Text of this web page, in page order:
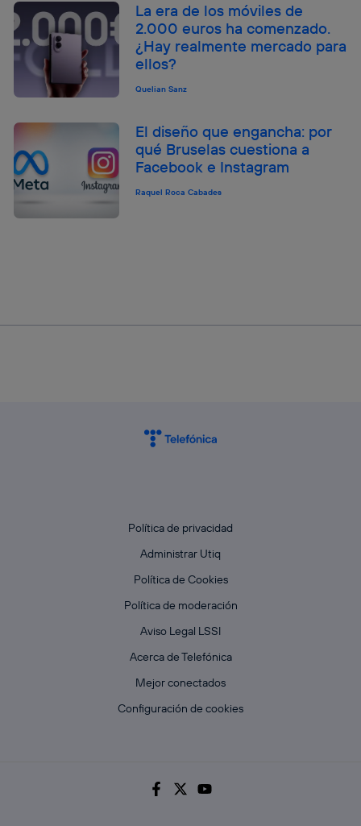
La era de los móviles de
2.000 euros ha comenzado.
¿Hay realmente mercado para
ellos?
Quelian Sanz
El diseño que engancha: por
qué Bruselas cuestiona a
Facebook e Instagram
Raquel Roca Cabades
Política de privacidad
Administrar Utiq
Política de Cookies
Política de moderación
Aviso Legal LSSI
Acerca de Telefónica
Mejor conectados
Configuración de cookies